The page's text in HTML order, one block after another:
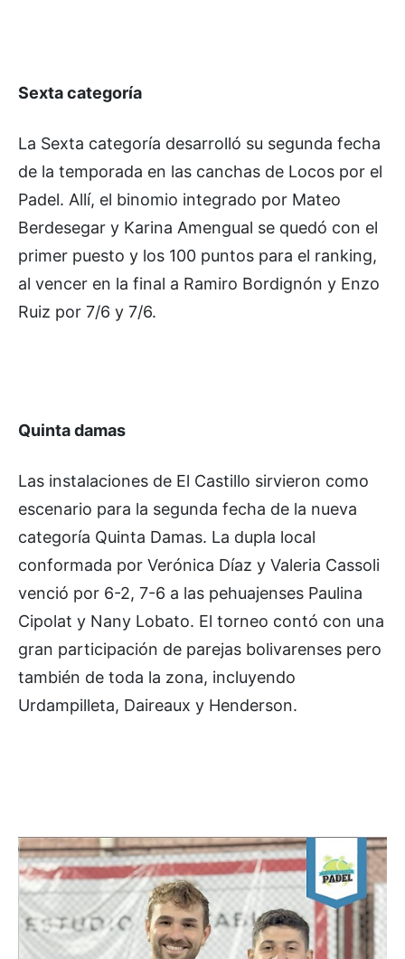
Sexta categoría
La Sexta categoría desarrolló su segunda fecha
de la temporada en las canchas de Locos por el
Padel. Allí, el binomio integrado por Mateo
Berdesegar y Karina Amengual se quedó con el
primer puesto y los 100 puntos para el ranking,
al vencer en la final a Ramiro Bordignón y Enzo
Ruiz por 7/6 y 7/6.
Quinta damas
Las instalaciones de El Castillo sirvieron como
escenario para la segunda fecha de la nueva
categoría Quinta Damas. La dupla local
conformada por Verónica Díaz y Valeria Cassoli
venció por 6-2, 7-6 a las pehuajenses Paulina
Cipolat y Nany Lobato. El torneo contó con una
gran participación de parejas bolivarenses pero
también de toda la zona, incluyendo
Urdampilleta, Daireaux y Henderson.